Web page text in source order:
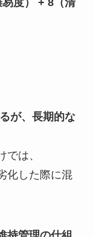
が、長期的な
は、
化した際に混